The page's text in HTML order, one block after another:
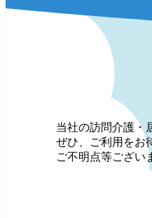
当社の訪問介護・
ぜひ、ご利用をお
ご不明点等ござい